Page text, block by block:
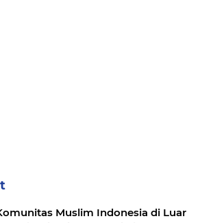
Muslim Indonesia di Luar